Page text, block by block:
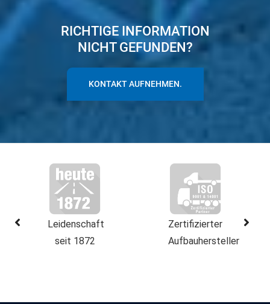
RICHTIGE INFORMATION
NICHT GEFUNDEN?
KONTAKT AUFNEHMEN.
Leidenschaft
seit 1872
Zertifizierter
Aufbauhersteller